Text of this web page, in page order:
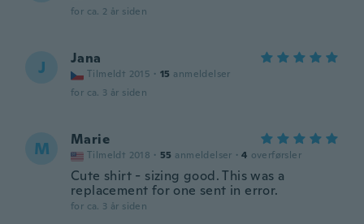
for ca. 2 år siden
J Jana
Tilmeldt 2015 · 15 anmeldelser
for ca. 3 år siden
M Marie
Tilmeldt 2018 · 55 anmeldelser · 4 overførsler
Cute shirt - sizing good. This was a
replacement for one sent in error.
for ca. 3 år siden